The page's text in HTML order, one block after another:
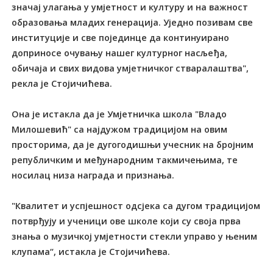
значај улагања у умјетност и културу и на важност
образовања младих генерација. Уједно позивам све
институције и све појединце да континуирано
доприносе очувању нашег културног насљеђа,
обичаја и свих видова умјетничког стваралаштва",
рекла је Стојичићева.
Она је истакла да је Умјетничка школа "Владо
Милошевић" са најдужом традицијом на овим
просторима, да је дугогодишњи учесник на бројним
републичким и међународним такмичењима, те
носилац низа награда и признања.
"Квалитет и успјешност одсјека са дугом традицијом
потврђују и ученици ове школе који су своја прва
знања о музичкој умјетности стекли управо у њеним
клупама“, истакла је Стојичићева.